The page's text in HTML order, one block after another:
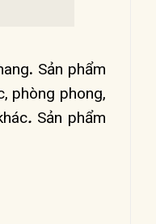
. Sản phẩm
phòng phong,
. Sản phẩm